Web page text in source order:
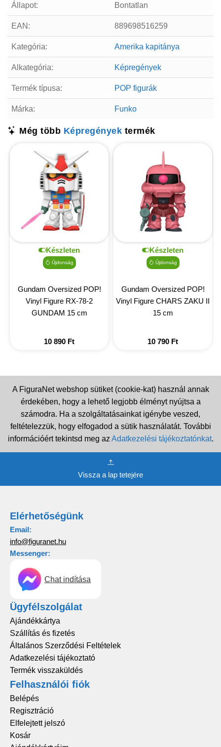
Állapot: Bontatlan
EAN: 889698516259
Kategória: Amerika kapitánya
Alkategória: Képregények
Termék típusa: POP figurák
Márka: Funko
Még több Képregények termék
Készleten
Újdonság
Gundam Oversized POP!
Vinyl Figure RX-78-2
GUNDAM 15 cm
10 890 Ft
Készleten
Újdonság
Gundam Oversized POP!
Vinyl Figure CHARS ZAKU II
15 cm
10 790 Ft
A FiguraNet webshop sütiket (cookie-kat) használ annak
érdekében, hogy a lehető legjobb élményt nyújtsa a
számodra. Ha a szolgáltatásainkat igénybe veszed,
feltételezzük, hogy elfogadod a sütik használatát. További
információért tekintsd meg az Adatkezelési tájékoztatónkat.
Vissza a lap tetejére
Elérhetőségünk
Email:
info@figuranet.hu
Messenger:
Chat indítása
Ügyfélszolgálat
Ajándékkártya
Szállítás és fizetés
Általános Szerződési Feltételek
Adatkezelési tájékoztató
Termék visszaküldés
Felhasználói fiók
Belépés
Regisztráció
Elfelejtett jelszó
Kosár